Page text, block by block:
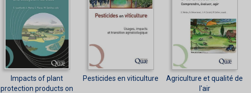
Impacts of plant
protection products on
Pesticides en viticulture
Agriculture et qualité de
l'air